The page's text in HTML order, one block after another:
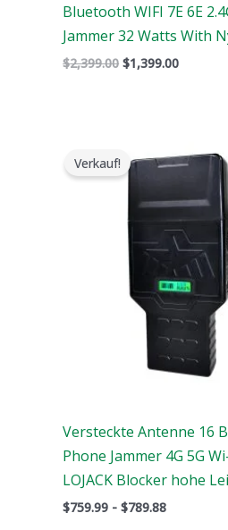
Bluetooth WIFI 7E 6E
Jammer 32 Watts With
$2,399.00 $1,399.00
Verkauf!
Versteckte Antenne 16
Phone Jammer 4G 5G
LOJACK Blocker hohe
$759.99 - $789.88
$759.99
bis